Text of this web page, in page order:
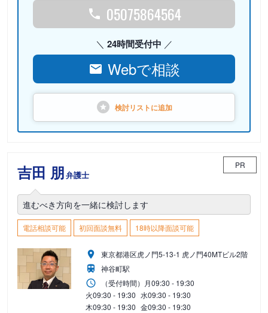
05075864564
24時間受付中
Webで相談
検討リストに追加
吉田 朋弁護士
PR
進むべき方向を一緒に検討します
電話相談可能 初回面談無料 18時以降面談可能
東京都港区虎ノ門5-13-1 虎ノ門40MTビル2階
神谷町駅
（受付時間） 月09:30 - 19:30
火09:30 - 19:30 水09:30 - 19:30
木09:30 - 19:30 金09:30 - 19:30